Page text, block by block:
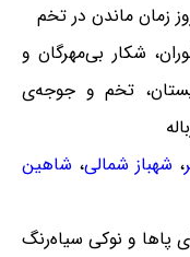
شکار بی‌مهرگان و
تخم و جوجه‌ی
، شهباز شمالی، شاهین
پاها و نوکی سیاه‌رنگ